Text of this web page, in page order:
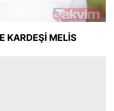
KARDEŞİ MELİS